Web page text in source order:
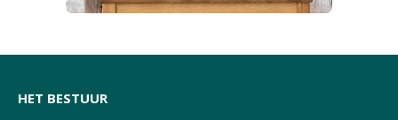
HET BESTUUR